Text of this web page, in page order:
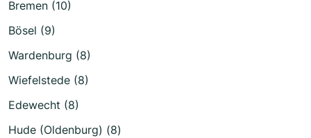
Bremen (10)
Bösel (9)
Wardenburg (8)
Wiefelstede (8)
Edewecht (8)
Hude (Oldenburg) (8)